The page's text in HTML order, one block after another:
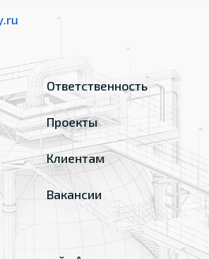
Ответственность
Проекты
Клиентам
Вакансии